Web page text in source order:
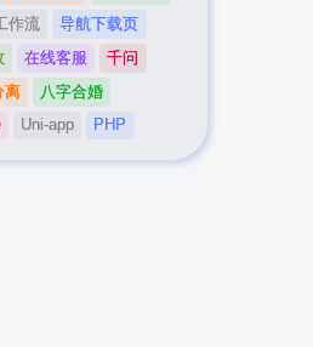
作流
导航下载页
在线客服
千问
离
八字合婚
Uni-app PHP